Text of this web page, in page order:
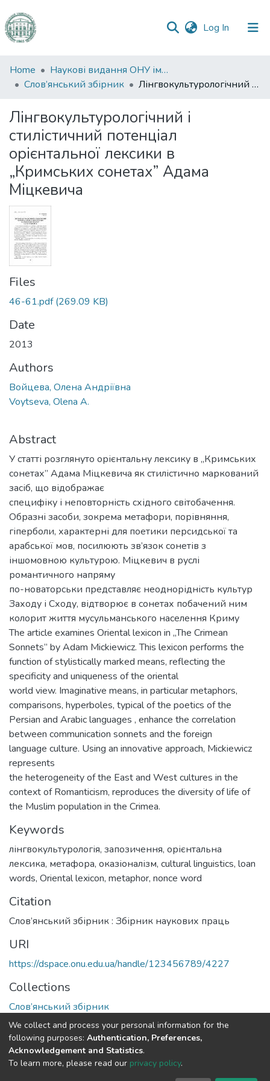
Log In (current)
Communities
&
All of DSpace
Statistics
Home
Наукові видання ОНУ імені І. І. Мечникова
Слов’янський збірник
Лінгвокультурологічний і стилістичний потенціал орієнтальної лексики в „Кримських сонетах” Адама Міцкевича
Лінгвокультурологічний і
стилістичний потенціал
орієнтальної лексики в
„Кримських сонетах” Адама
Міцкевича
Files
46-61.pdf(269.09 KB)
Date
2013
Authors
Войцева, Олена Андріївна
Voytseva, Olena A.
Abstract
У статті розглянуто орієнтальну лексику в „Кримських
сонетах” Адама Міцкевича як стилістично маркований
засіб, що відображає
специфіку і неповторність східного світобачення.
Образні засоби, зокрема метафори, порівняння,
гіперболи, характерні для поетики персидської та
арабської мов, посилюють зв’язок сонетів з
іншомовною культурою. Міцкевич в руслі
романтичного напряму
по-новаторськи представляє неоднорідність культур
Заходу і Сходу, відтворює в сонетах побачений ним
колорит життя мусульманського населення Криму
The article examines Oriental lexicon in „The Crimean
Sonnets” by Adam Mickiewicz. This lexicon performs the
function of stylistically marked means, reflecting the
specificity and uniqueness of the oriental
world view. Imaginative means, in particular metaphors,
comparisons, hyperboles, typical of the poetics of the
Persian and Arabic languages , enhance the correlation
between communication sonnets and the foreign
language culture. Using an innovative approach, Mickiewicz
represents
the heterogeneity of the East and West cultures in the
context of Romanticism, reproduces the diversity of life of
the Muslim population in the Crimea.
Keywords
лінгвокультурологія, запозичення, орієнтальна
лексика, метафора, оказіоналізм, cultural linguistics, loan
words, Oriental lexicon, metaphor, nonce word
Citation
Слов’янський збірник : Збірник наукових праць
URI
https://dspace.onu.edu.ua/handle/123456789/4227
Collections
Слов’янський збірник
Full item page
DSpace software copyright © 2009-2026
We collect and process your personal information for the
following purposes: Authentication, Preferences,
Acknowledgement and Statistics.
To learn more, please read our privacy policy.